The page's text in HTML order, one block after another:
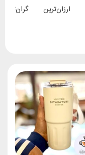
ارزان‌ترین گران‌ترین